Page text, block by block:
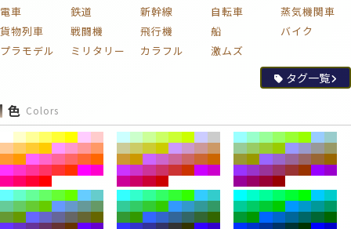
電車
鉄道 新幹線 自転車
蒸気機関車
貨物列車
戦闘機 飛行機 船
バイク
プラモデル
ミリタリー カラフル 激ムズ
タグ一覧
色 Colors